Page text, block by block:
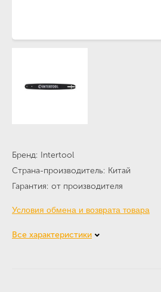
Бренд Intertool
Страна-производитель Китай
Гарантия от производителя
Условия обмена и возврата товара
Все характеристики